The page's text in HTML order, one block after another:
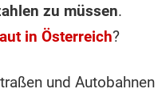
zu müssen.
in Österreich?
und Autobahnen